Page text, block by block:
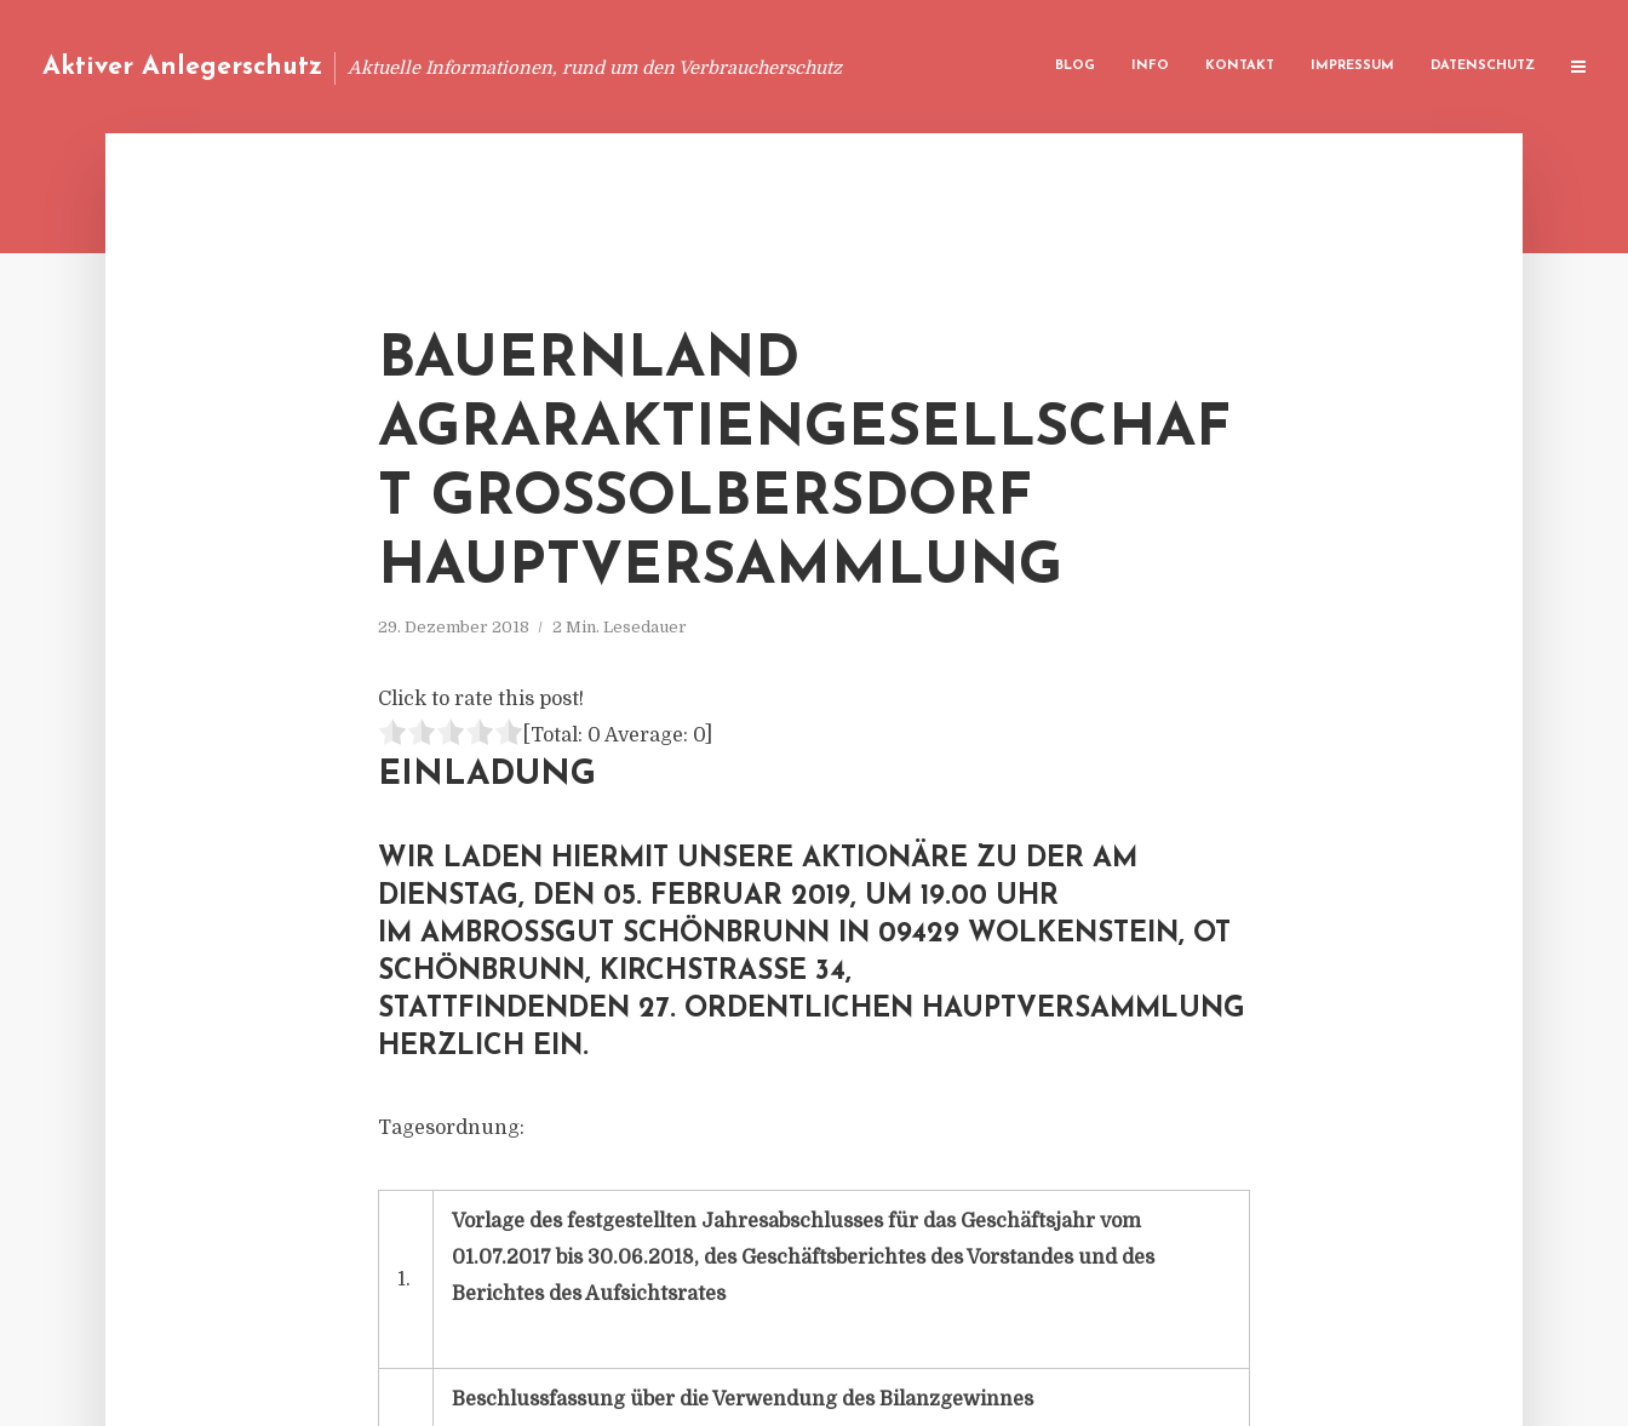
Aktiver Anlegerschutz Aktuelle Informationen, rund um den Verbraucherschutz BLOG INFO KONTAKT IMPRESSUM DATENSCHUTZ
BAUERNLAND
AGRARAKTIENGESELLSCHAF
T GROSSOLBERSDORF H
AUPTVERSAMMLUNG
29. Dezember 2018 2 Min. Lesedauer
Click to rate this post!
[Total: 0 Average: 0
EINLADUNG
WIR LADEN HIERMIT UNSERE AKTIONÄRE ZU DER AM
DIENSTAG, DEN 05. FEBRUAR 2019, UM 19.00 UHR
IM AMBROSSGUT SCHÖNBRUNN IN 09429 WOLKENSTEIN, OT
SCHÖNBRUNN, KIRCHSTRASSE 34,
STATTFINDENDEN 27. ORDENTLICHEN HAUPTVERSAMMLUNG
HERZLICH EIN.
Tagesordnung:
1.
Vorlage des festgestellten Jahresabschlusses für das Geschäftsjahr vom
01.07.2017 bis 30.06.2018, des Geschäftsberichtes des Vorstandes und des
Berichtes des Aufsichtsrates
Beschlussfassung über die Verwendung des Bilanzgewinnes